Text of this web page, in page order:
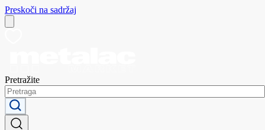
Preskoči na sadržaj
Pretražite